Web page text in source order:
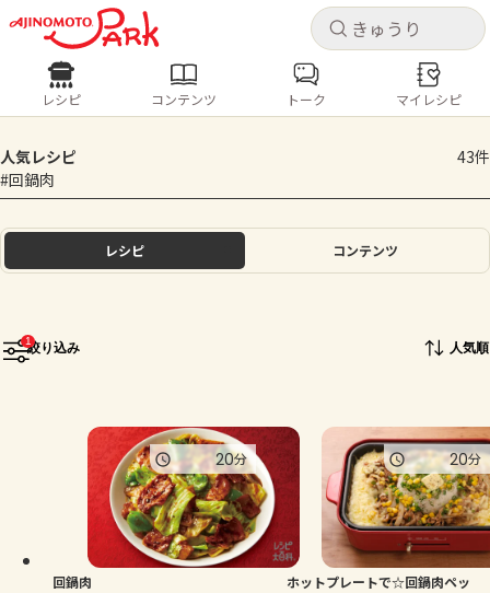
キャ
ログインするとレシピを保存できます
ホーム
トーク
よくあるお問い合わせ
お買い物
キャ
レシピ コンテンツ
人気の食材・レシピ
きゅうり とうもろこし
レシピ コンテンツ トーク マイレシピ
人気レシピ
43件
#回鍋肉
レシピ コンテンツ
1絞り込み 人気順
回鍋肉
20分
ホットプレートで☆回鍋肉ペッ
20分